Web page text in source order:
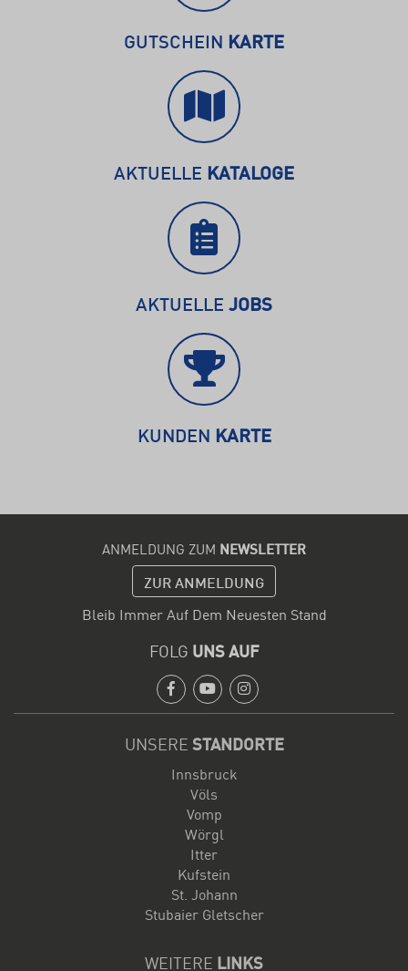
GUTSCHEIN KARTE
AKTUELLE KATALOGE
AKTUELLE JOBS
KUNDEN KARTE
ANMELDUNG ZUM NEWSLETTER
ZUR ANMELDUNG
Bleib Immer Auf Dem Neuesten Stand
FOLG UNS AUF
FacebookYoutubeInstagram
UNSERESTANDORTE
Innsbruck
Völs
Vomp
Wörgl
Itter
Kufstein
St. Johann
Stubaier Gletscher
WEITERE LINKS